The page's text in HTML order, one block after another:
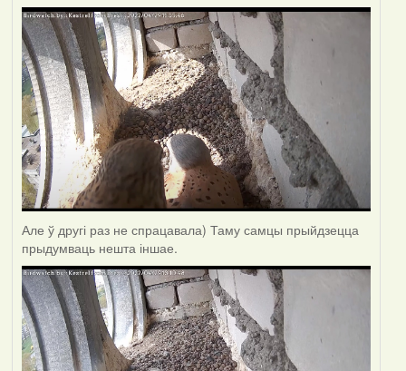
Але ў другі раз не спрацавала) Таму самцы прыйдзецца
прыдумваць нешта іншае.